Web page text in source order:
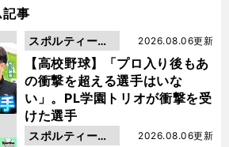
事
【高校野球】「プロ入り後もあ
の衝撃を超える選手はいな
い」。PL学園トリオが衝撃を受
けた選手
2026.08.06更新
スポルティーバ
動画
2026.08.06更新
スポルティーバ